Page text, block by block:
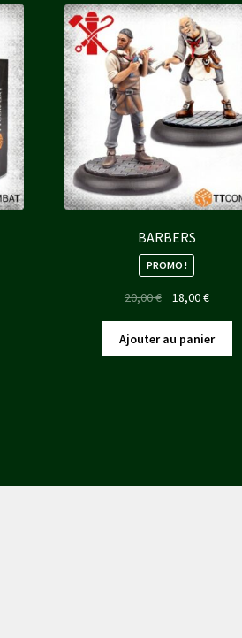
BARBERS
PROMO !
20,00€
Le
initial
était :
18,00€Le
actuel
est :
Ajouter au panier